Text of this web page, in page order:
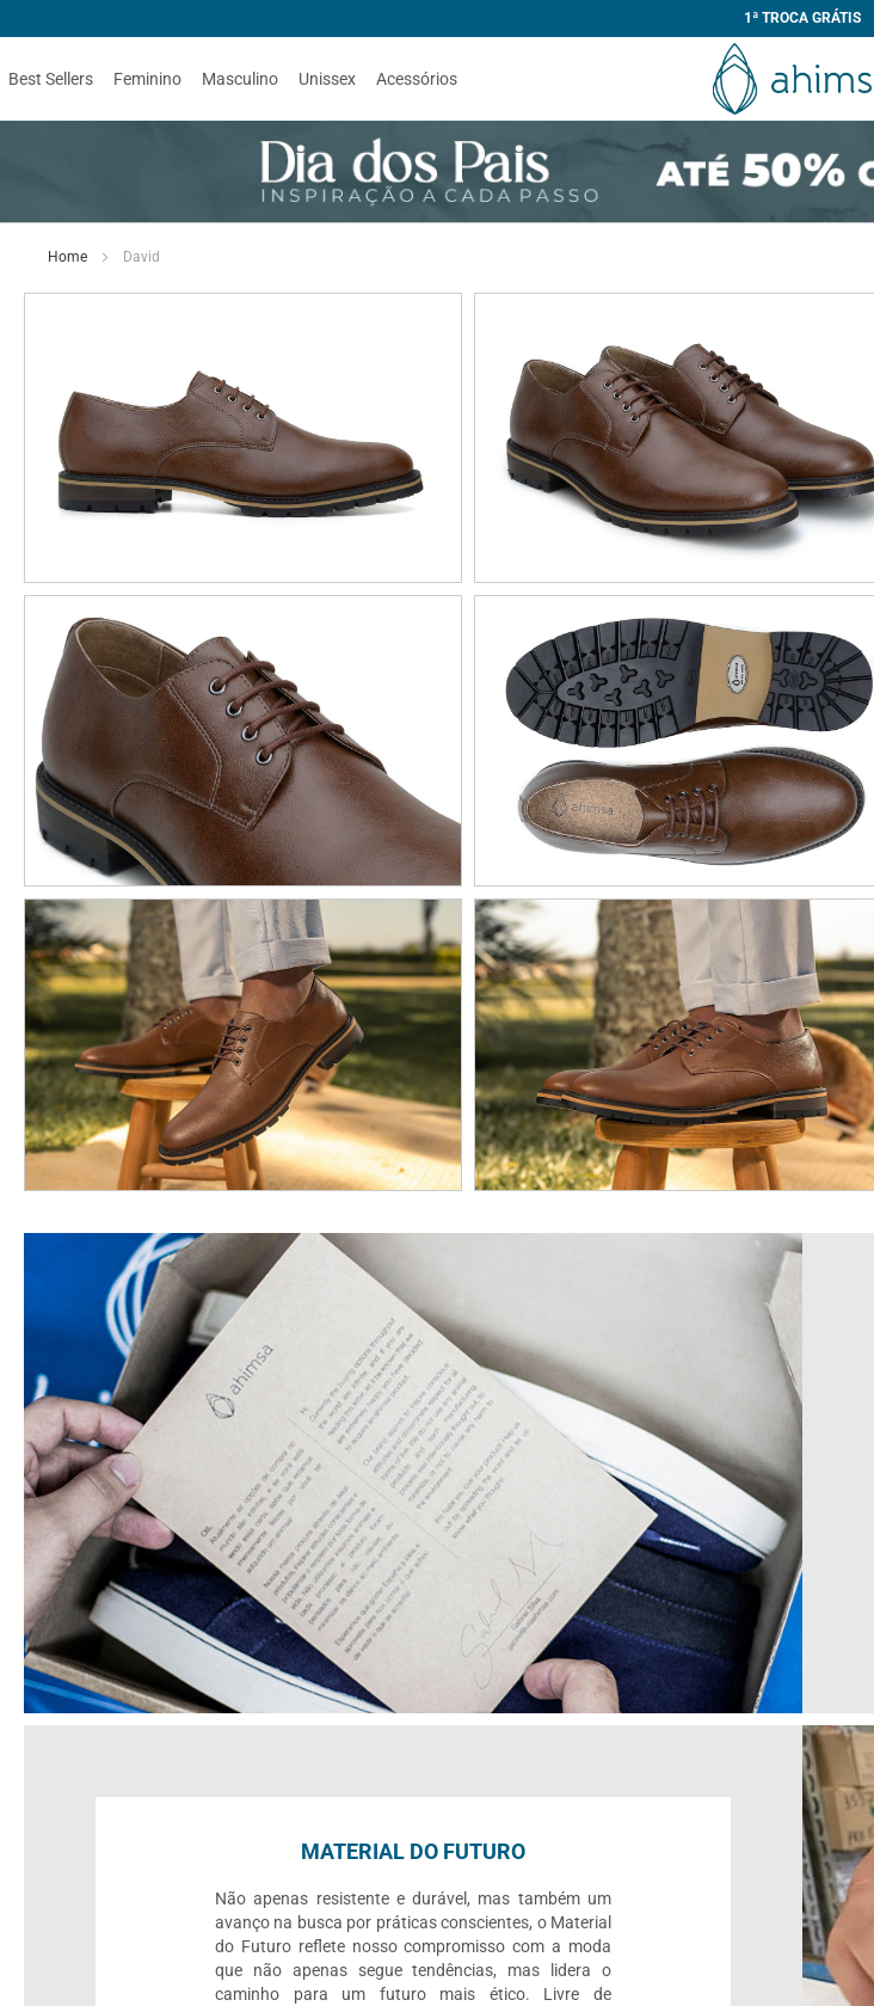
1ª TROCA GRÁTIS
Best Sellers Feminino Masculino Unissex Acessórios
Home David
MATERIAL DO FUTURO
Não apenas resistente e durável, mas também um
avanço na busca por práticas conscientes, o Material
do Futuro reflete nosso compromisso com a moda
que não apenas segue tendências, mas lidera o
caminho para um futuro mais ético. Livre de